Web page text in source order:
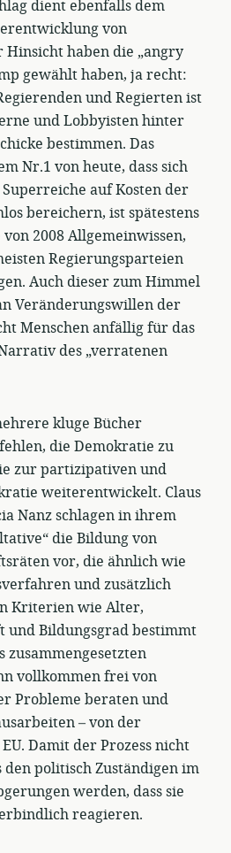
dient ebenfalls dem
von
haben die „angry
gewählt haben, ja recht:
und Regierten ist
und Lobbyisten hinter
bestimmen. Das
Nr.1 von heute, dass sich
auf Kosten der
bereichern, ist spätestens
2008 Allgemeinwissen,
Regierungsparteien
Auch dieser zum Himmel
Veränderungswillen der
Menschen anfällig für das
des „verratenen
kluge Bücher
die Demokratie zu
zur partizipativen und
weiterentwickelt. Claus
Nanz schlagen in ihrem
die Bildung von
vor, die ähnlich wie
und zusätzlich
Kriterien wie Alter,
und Bildungsgrad bestimmt
zusammengesetzten
vollkommen frei von
Probleme beraten und
– von der
Damit der Prozess nicht
politisch Zuständigen im
werden, dass sie
reagieren.